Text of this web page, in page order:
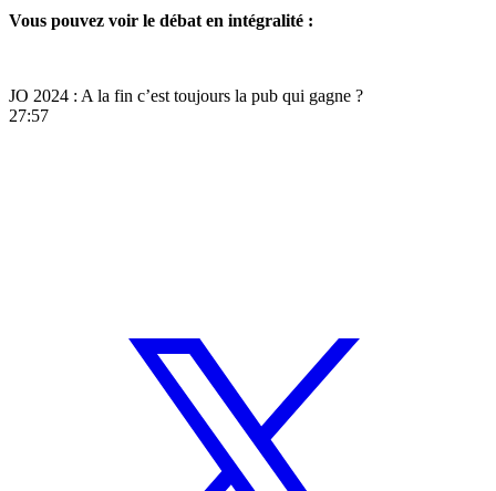
Vous pouvez voir le débat en intégralité :
JO 2024 : A la fin c’est toujours la pub qui gagne ?
27:57